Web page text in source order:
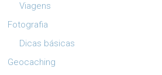
Viagens
Fotografia
Dicas básicas
Geocaching